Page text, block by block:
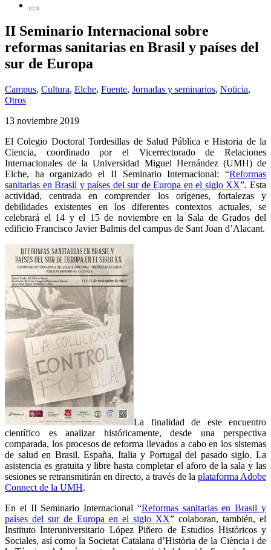
II Seminario Internacional sobre
reformas sanitarias en Brasil y países del
sur de Europa
Campus, Cultura, Elche, Fuente, Jornadas y seminarios, Noticia,
Otros
13 noviembre 2019
El Colegio Doctoral Tordesillas de Salud Pública e Historia de la
Ciencia, coordinado por el Vicerrectorado de Relaciones
Internacionales de la Universidad Miguel Hernández (UMH) de
Elche, ha organizado el II Seminario Internacional: “Reformas
sanitarias en Brasil y países del sur de Europa en el siglo XX”. Esta
actividad, centrada en comprender los orígenes, fortalezas y
debilidades existentes en los diferentes contextos actuales, se
celebrará el 14 y el 15 de noviembre en la Sala de Grados del
edificio Francisco Javier Balmis del campus de Sant Joan d’Alacant.
La finalidad de este encuentro
científico es analizar históricamente, desde una perspectiva
comparada, los procesos de reforma llevados a cabo en los sistemas
de salud en Brasil, España, Italia y Portugal del pasado siglo. La
asistencia es gratuita y libre hasta completar el aforo de la sala y las
sesiones se retransmitirán en directo, a través de la plataforma Adobe
Connect de la UMH.
En el II Seminario Internacional “Reformas sanitarias en Brasil y
países del sur de Europa en el siglo XX” colaboran, también, el
Instituto Interuniversitario López Piñero de Estudios Históricos y
Sociales, así como la Societat Catalana d’Història de la Ciència i de